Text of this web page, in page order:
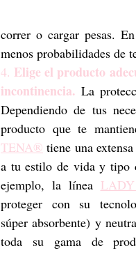
correr o cargar pesas.
menos probabilidades de
4. Elige el producto
incontinencia. La
Dependiendo de tus
TENA® tiene una
a tu estilo de vida y tipo
ejemplo, la línea
proteger con su
súper absorbente) y
toda su gama de